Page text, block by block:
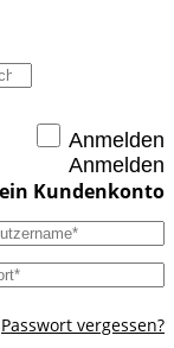
Anmelden
Anmelden
Passwort vergessen?